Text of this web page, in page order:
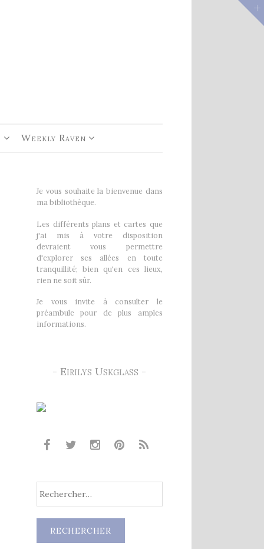
De
Weekly Raven
Je vous souhaite la bienvenue dans
ma bibliothèque.
Les différents plans et cartes que
j'ai mis à votre disposition
devraient vous permettre
d'explorer ses allées en toute
tranquillité; bien qu'en ces lieux,
rien ne soit sûr.
Je vous invite à consulter le
préambule pour de plus amples
informations.
- Eirilys Uskglass -